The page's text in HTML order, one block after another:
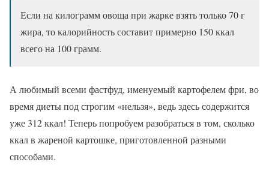
Если на килограмм овоща при жарке взять только 70 г
жира, то калорийность составит примерно 150 ккал
всего на 100 грамм.
А любимый всеми фастфуд, именуемый картофелем фри, во
время диеты под строгим «нельзя», ведь здесь содержится
уже 312 ккал! Теперь попробуем разобраться в том, сколько
ккал в жареной картошке, приготовленной разными
способами.